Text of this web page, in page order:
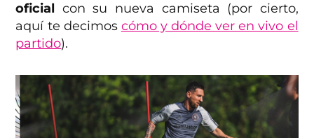
oficial con su nueva camiseta (por cierto,
aquí te decimos cómo y dónde ver en vivo el
partido).